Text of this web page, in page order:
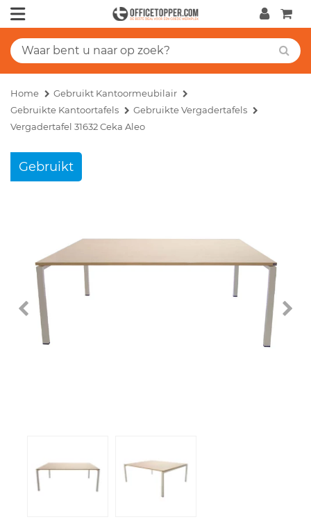
Home
Gebruikt Kantoormeubilair
Gebruikte Kantoortafels
Gebruikte Vergadertafels
Vergadertafel 31632 Ceka Aleo
Gebruikt